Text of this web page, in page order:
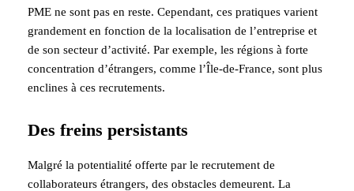
PME ne sont pas en reste. Cependant, ces pratiques varient
grandement en fonction de la localisation de l’entreprise et
de son secteur d’activité. Par exemple, les régions à forte
concentration d’étrangers, comme l’Île-de-France, sont plus
enclines à ces recrutements.
Des freins persistants
Malgré la potentialité offerte par le recrutement de
collaborateurs étrangers, des obstacles demeurent. La